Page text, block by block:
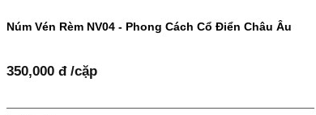
Núm Vén Rèm NV04 - Phong Cách Cổ Điển Châu Âu
350,000 đ /cặp